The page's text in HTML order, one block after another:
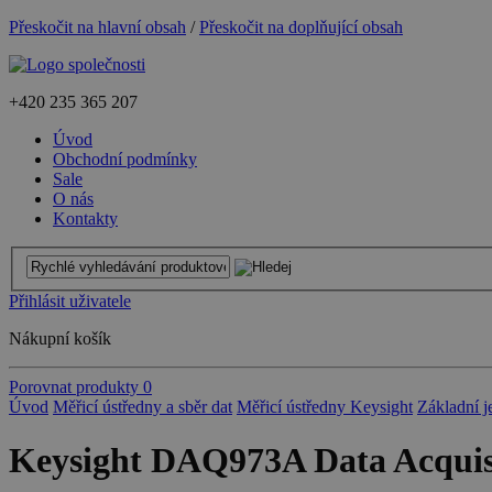
Přeskočit na hlavní obsah /Přeskočit na doplňující obsah
+420 235 365 207
Úvod
Obchodní podmínky
Sale
O nás
Kontakty
Přihlásit uživatele
Nákupní košík
Porovnat produkty 0
Úvod Měřicí ústředny a sběr dat Měřicí ústředny Keysight Základní
Keysight DAQ973A Data